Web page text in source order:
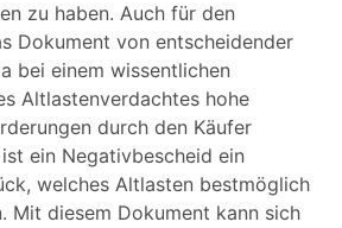
zu haben. Auch für den
Dokument von entscheidender
bei einem wissentlichen
Altlastenverdachtes hohe
durch den Käufer
ein Negativbescheid ein
welches Altlasten bestmöglich
Mit diesem Dokument kann sich